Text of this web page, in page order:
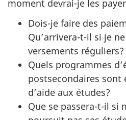
moment devrai-je les
Dois-je faire des
Qu’arrivera-t-il si je
versements réguliers?
Quels programmes
postsecondaires sont
d’aide aux études?
Que se passera-t-il si